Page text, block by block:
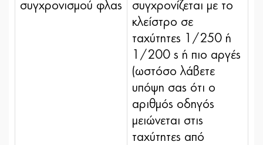
συγχρονισμού φλας
συγχρονίζεται με το
κλείστρο σε
ταχύτητες 1/250 ή
1/200 s ή πιο αργές
(ωστόσο λάβετε
υπόψη σας ότι ο
αριθμός οδηγός
μειώνεται στις
ταχύτητες από